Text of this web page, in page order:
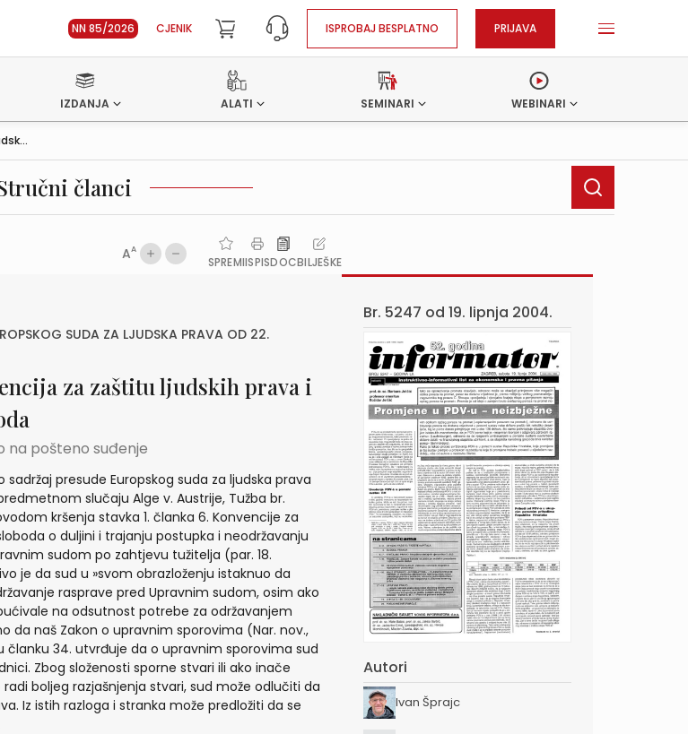
NN 85/2026 CJENIK ISPROBAJ BESPLATNO PRIJAVA
IZDANJA ALATI SEMINARI WEBINARI
članci
AA
SPREMIISPISDOCBILJEŠKE
SUDA ZA LJUDSKA PRAVA OD 22.
za zaštitu ljudskih prava i
na pošteno suđenje
presude Europskog suda za ljudska prava
slučaju Alge v. Austrije, Tužba br.
kršenja stavka 1. članka 6. Konvencije za
o duljini i trajanju postupka i neodržavanju
sudom po zahtjevu tužitelja (par. 18.
je da sud u »svom obrazloženju istaknuo da
rasprave pred Upravnim sudom, osim ako
na odsutnost potrebe za održavanjem
da naš Zakon o upravnim sporovima (Nar. nov.,
članku 34. utvrđuje da o upravnim sporovima sud
Zbog složenosti sporne stvari ili ako inače
boljeg razjašnjenja stvari, sud može odlučiti da
Iz istih razloga i stranka može predložiti da se
Br. 5247 od 19. lipnja 2004.
Autori
Ivan Šprajc